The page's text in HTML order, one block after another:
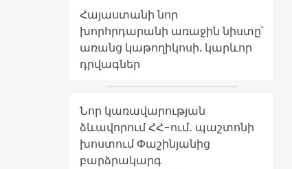
Հայաստանի նոր
խորհրդարանի առաջին նիստը՝
առանց կաթողիկոսի. կարևոր
դրվագներ
Նոր կառավարության
ձևավորում ՀՀ-ում․ պաշտոնի
խոստում Փաշինյանից
բարձրակարգ